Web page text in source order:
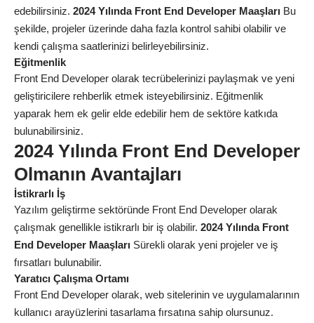
edebilirsiniz. 2024 Yılında Front End Developer Maaşları Bu
şekilde, projeler üzerinde daha fazla kontrol sahibi olabilir ve
kendi çalışma saatlerinizi belirleyebilirsiniz.
Eğitmenlik
Front End Developer olarak tecrübelerinizi paylaşmak ve yeni
geliştiricilere rehberlik etmek isteyebilirsiniz. Eğitmenlik
yaparak hem ek gelir elde edebilir hem de sektöre katkıda
bulunabilirsiniz.
2024 Yılında Front End Developer
Olmanın Avantajları
İstikrarlı İş
Yazılım geliştirme sektöründe Front End Developer olarak
çalışmak genellikle istikrarlı bir iş olabilir. 2024 Yılında Front
End Developer Maaşları Sürekli olarak yeni projeler ve iş
fırsatları bulunabilir.
Yaratıcı Çalışma Ortamı
Front End Developer olarak, web sitelerinin ve uygulamalarının
kullanıcı arayüzlerini tasarlama fırsatına sahip olursunuz.